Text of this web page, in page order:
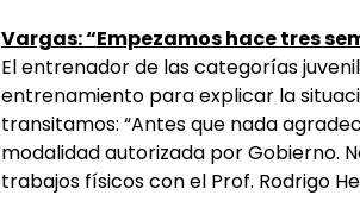
Vargas: “Empezamos hace tres
El entrenador de las categorías
entrenamiento para explicar la
transitamos: “Antes que nada
modalidad autorizada por Gobierno.
trabajos físicos con el Prof. Rodrigo